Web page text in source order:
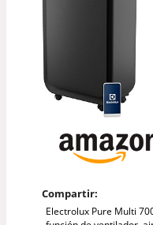
Compartir:
Electrolux Pure Multi